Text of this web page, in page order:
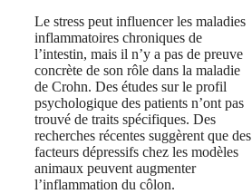
Le stress peut influencer les maladies
inflammatoires chroniques de
l’intestin, mais il n’y a pas de preuve
concrète de son rôle dans la maladie
de Crohn. Des études sur le profil
psychologique des patients n’ont pas
trouvé de traits spécifiques. Des
recherches récentes suggèrent que des
facteurs dépressifs chez les modèles
animaux peuvent augmenter
l’inflammation du côlon.